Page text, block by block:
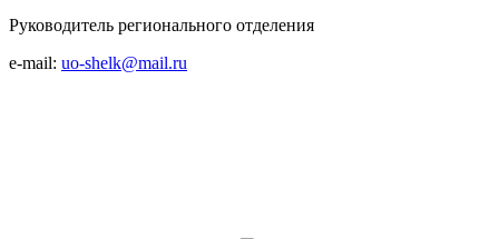
Руководитель регионального отделения
e-mail: uo-shelk@mail.ru